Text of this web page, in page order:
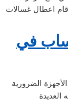
اعطال غسالات
في
الضرورية